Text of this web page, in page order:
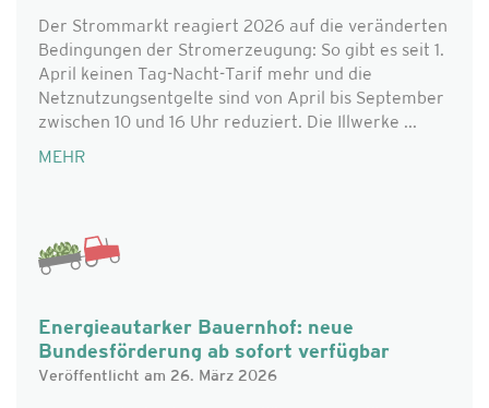
Der Strommarkt reagiert 2026 auf die veränderten
Bedingungen der Stromerzeugung: So gibt es seit 1.
April keinen Tag-Nacht-Tarif mehr und die
Netznutzungsentgelte sind von April bis September
zwischen 10 und 16 Uhr reduziert. Die Illwerke ...
MEHR
Energieautarker Bauernhof: neue
Bundesförderung ab sofort verfügbar
Veröffentlicht am 26. März 2026